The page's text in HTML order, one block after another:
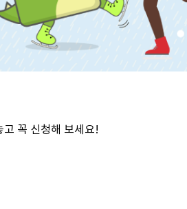
고 꼭 신청해 보세요!